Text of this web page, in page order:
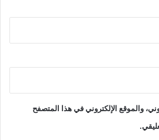
والموقع الإلكتروني في هذا المتصفح